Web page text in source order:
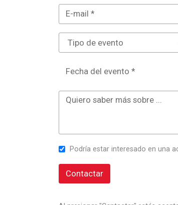
Fecha del evento *
Podría estar interesado en una
Contactar